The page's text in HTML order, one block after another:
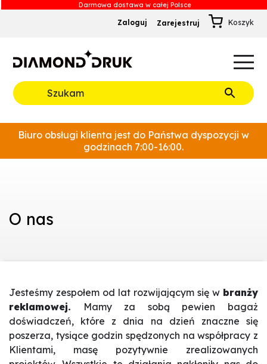
Zaloguj Zarejestruj
Rozwiń
Biuro obsługi klienta jest do Państwa dyspozycji w
godzinach 7:00-16:00.
O nas
Jesteśmy zespołem od lat rozwijającym się w branży
reklamowej. Mamy za sobą pewien bagaż
doświadczeń, które z dnia na dzień znaczne się
poszerza, tysiące godzin spędzonych na współpracy z
Klientami, masę pozytywnie zrealizowanych